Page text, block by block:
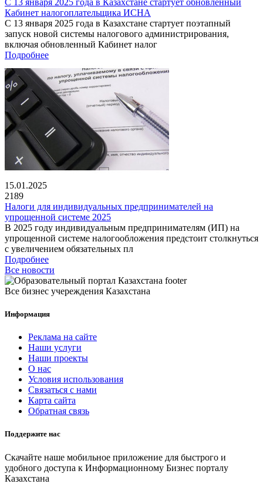
С 13 января 2025 года в Казахстане стартует обновленный
Кабинет налогоплательщика ИСНА
С 13 января 2025 года в Казахстане стартует поэтапный
запуск новой системы налогового администрирования,
включая обновленный Кабинет налог
Подробнее
15.01.2025
2189
Налоги для индивидуальных предпринимателей на
упрощенной системе 2025
В 2025 году индивидуальным предпринимателям (ИП) на
упрощенной системе налогообложения предстоит столкнуться
с увеличением обязательных пл
Подробнее
Все новости
Все бизнес учереждения Казахстана
Информация
Реклама на сайте
Наши услуги
Наши проекты
О нас
Условия использования
Связаться с нами
Карта сайта
Обратная связь
Поддержите нас
Скачайте наше мобильное приложение для быстрого и
удобного доступа к Информационному Бизнес порталу
Казахстана